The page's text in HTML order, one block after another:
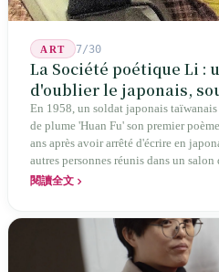
ART 7/30
La Société poétique Li :
d'oublier le japonais,
poésie chinoise la plus
En 1958, un soldat japonais
de plume 'Huan Fu' son premier
ans après avoir arrêté d'écrire en
autres personnes réunis dans un salon
transformaient cette expérience de
jusqu'aux manuels scolaires du collège.
閱讀全文